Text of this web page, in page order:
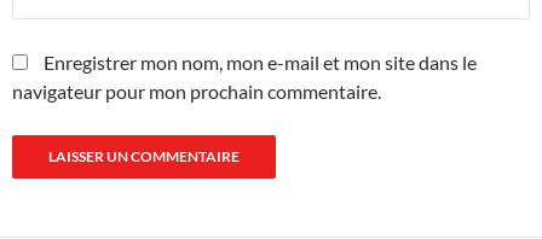
Enregistrer mon nom, mon e-mail et mon site dans le
navigateur pour mon prochain commentaire.